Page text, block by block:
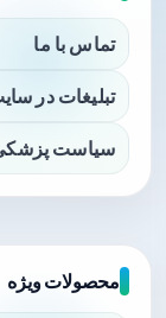
تماس با ما
تبلیغات در
سیاست
محصولات ویژه